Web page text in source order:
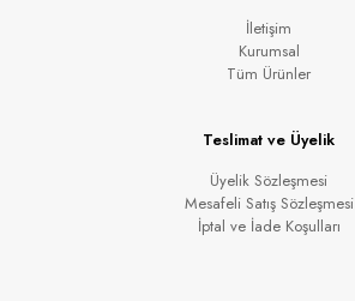
İletişim
Kurumsal
Tüm Ürünler
Teslimat ve Üyelik
Üyelik Sözleşmesi
Mesafeli Satış Sözleşmesi
İptal ve İade Koşulları